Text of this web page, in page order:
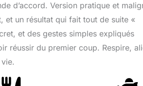
d’accord. Version pratique et
et un résultat qui fait tout de suite «
et des gestes simples expliqués
réussir du premier coup. Respire,